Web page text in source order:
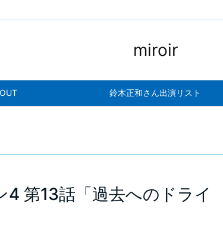
miroir
鈴木正和さん出演リスト
第13話「過去へのドライ